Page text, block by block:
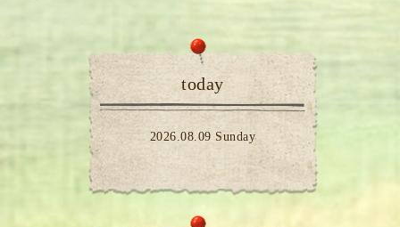
today
2026.08.09 Sunday